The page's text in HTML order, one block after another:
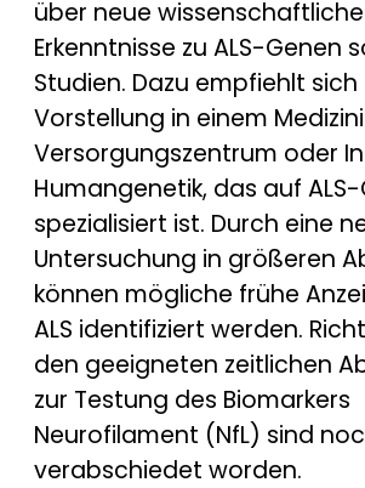
über neue wissenschaftliche
Erkenntnisse zu ALS-Genen
Studien. Dazu empfiehlt sich
Vorstellung in einem
Versorgungszentrum oder
Humangenetik, das auf
spezialisiert ist. Durch eine
Untersuchung in größeren
können mögliche frühe
ALS identifiziert werden.
den geeigneten zeitlichen
zur Testung des Biomarkers
Neurofilament (NfL) sind
verabschiedet worden.